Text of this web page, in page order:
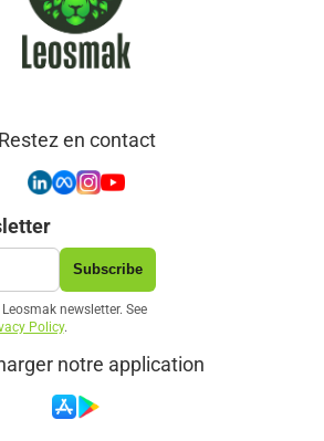
Restez en contact
Subscribe
Leosmak newsletter. See
Policy.
notre application